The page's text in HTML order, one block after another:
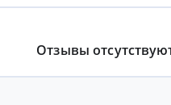
Отзывы